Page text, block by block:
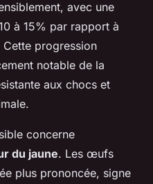
avec une
à 15% par rapport à
progression
notable de la
aux chocs et
concerne
du jaune. Les œufs
plus prononcée, signe